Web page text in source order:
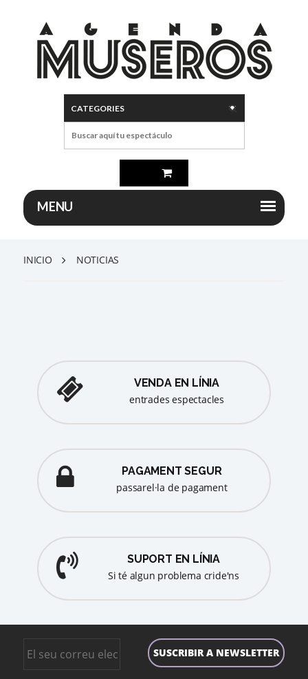
INICIO NOTICIAS
VENDA EN LÍNIA
entrades espectacles
PAGAMENT SEGUR
passarel·la de pagament
SUPORT EN LÍNIA
Si té algun problema cride'ns